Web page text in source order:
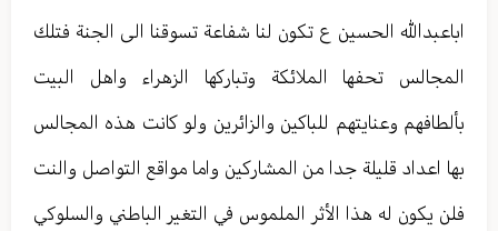
اباعبدالله الحسين ع تكون لنا شفاعة تسوقنا الى الجنة فتلك
المجالس تحفها الملائكة وتباركها الزهراء واهل البيت
بألطافهم وعنايتهم للباكين والزائرين ولو كانت هذه المجالس
بها اعداد قليلة جدا من المشاركين واما مواقع التواصل والنت
فلن يكون له هذا الأثر الملموس في التغير الباطني والسلوكي